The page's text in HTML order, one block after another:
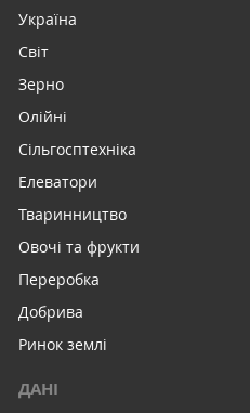
Україна
Світ
Зерно
Олійні
Сільгосптехніка
Елеватори
Тваринництво
Овочі та фрукти
Переробка
Добрива
Ринок землі
ДАНІ